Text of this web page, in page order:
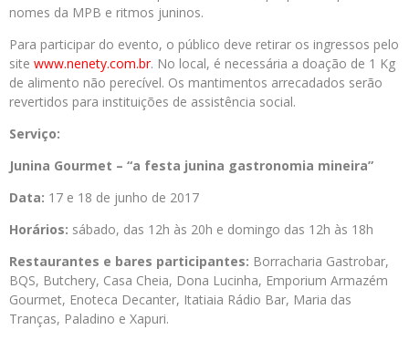
nomes da MPB e ritmos juninos.
Para participar do evento, o público deve retirar os ingressos pelo
site www.nenety.com.br. No local, é necessária a doação de 1 Kg
de alimento não perecível. Os mantimentos arrecadados serão
revertidos para instituições de assistência social.
Serviço:
Junina Gourmet – “a festa junina gastronomia mineira”
Data: 17 e 18 de junho de 2017
Horários: sábado, das 12h às 20h e domingo das 12h às 18h
Restaurantes e bares participantes: Borracharia Gastrobar,
BQS, Butchery, Casa Cheia, Dona Lucinha, Emporium Armazém
Gourmet, Enoteca Decanter, Itatiaia Rádio Bar, Maria das
Tranças, Paladino e Xapuri.